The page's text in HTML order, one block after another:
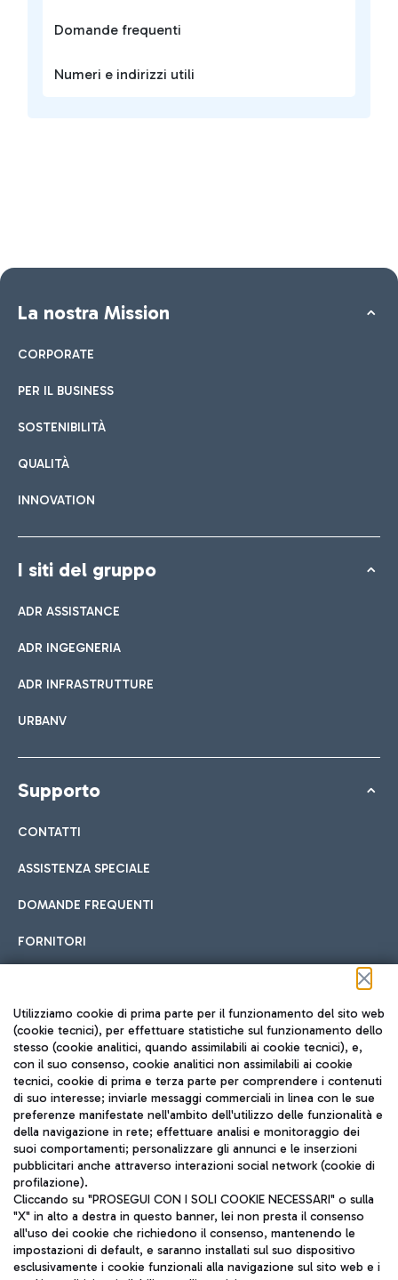
Domande frequenti
Numeri e indirizzi utili
La nostra Mission
CORPORATE
PER IL BUSINESS
SOSTENIBILITÀ
QUALITÀ
INNOVATION
I siti del gruppo
ADR ASSISTANCE
ADR INGEGNERIA
ADR INFRASTRUTTURE
URBANV
Supporto
CONTATTI
ASSISTENZA SPECIALE
DOMANDE FREQUENTI
FORNITORI
Seguici sui social
TRAVEL JOURNAL
ITA
Utilizziamo cookie di prima parte per il funzionamento del sito web
(cookie tecnici), per effettuare statistiche sul funzionamento dello
stesso (cookie analitici, quando assimilabili ai cookie tecnici), e,
con il suo consenso, cookie analitici non assimilabili ai cookie
tecnici, cookie di prima e terza parte per comprendere i contenuti
di suo interesse; inviarle messaggi commerciali in linea con le sue
preferenze manifestate nell'ambito dell'utilizzo delle funzionalità e
della navigazione in rete; effettuare analisi e monitoraggio dei
suoi comportamenti; personalizzare gli annunci e le inserzioni
pubblicitari anche attraverso interazioni social network (cookie di
profilazione).
Cliccando su "PROSEGUI CON I SOLI COOKIE NECESSARI" o sulla
"X" in alto a destra in questo banner, lei non presta il consenso
all'uso dei cookie che richiedono il consenso, mantenendo le
impostazioni di default, e saranno installati sul suo dispositivo
esclusivamente i cookie funzionali alla navigazione sul sito web e i